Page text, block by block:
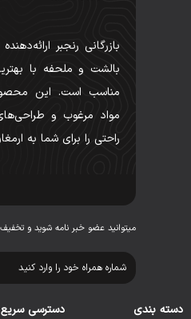
بازرگانی رنجبر
بالشت و ملحفه با
مناسب است. این
مواد مرغوب و
راحتی را برای شما به
میتوانید عضو خبر نامه شوید و
دسته بندی دسترسی سریع